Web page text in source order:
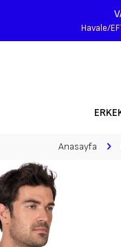
Havale/
Anasayfa